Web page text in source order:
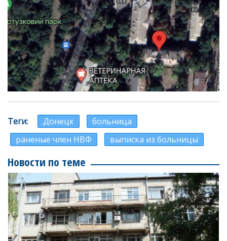
Теги Донецк
больница
раненые член НВФ
выписка из больницы
Новости по теме